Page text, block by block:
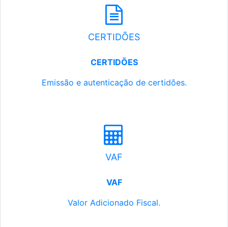
CERTIDÕES
CERTIDÕES
Emissão e autenticação de certidões.
VAF
VAF
Valor Adicionado Fiscal.